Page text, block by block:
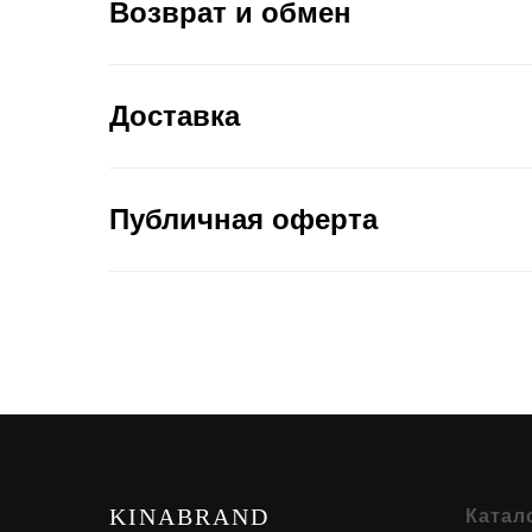
Возврат и обмен
Доставка
Публичная оферта
KINABRAND